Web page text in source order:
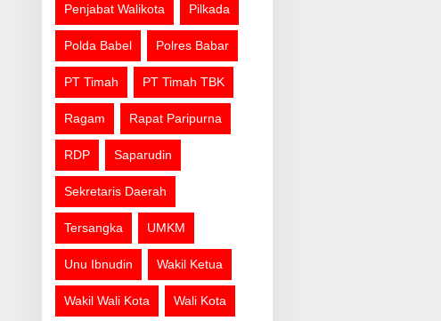
Penjabat Walikota Pilkada
Polda Babel Polres Babar
PT Timah PT Timah TBK
Ragam Rapat Paripurna
RDP Saparudin
Sekretaris Daerah
Tersangka UMKM
Unu Ibnudin Wakil Ketua
Wakil Wali Kota Wali Kota